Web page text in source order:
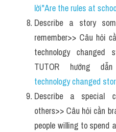
lời"Are the rules at
Describe a story
remember>> Câu hỏi
technology changed
TUTOR  hướng
technology changed
Describe a special
others>> Câu hỏi cần
people willing to spend